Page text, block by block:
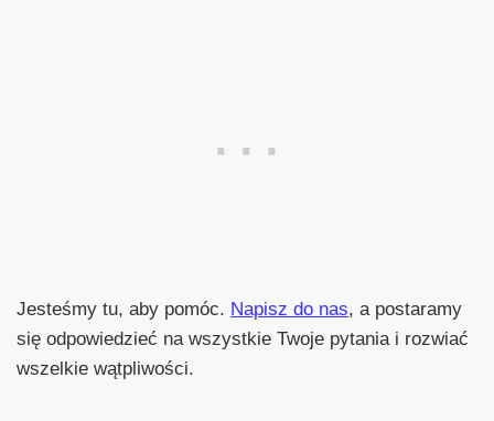
Jesteśmy tu, aby pomóc. Napisz do nas, a postaramy
się odpowiedzieć na wszystkie Twoje pytania i rozwiać
wszelkie wątpliwości.